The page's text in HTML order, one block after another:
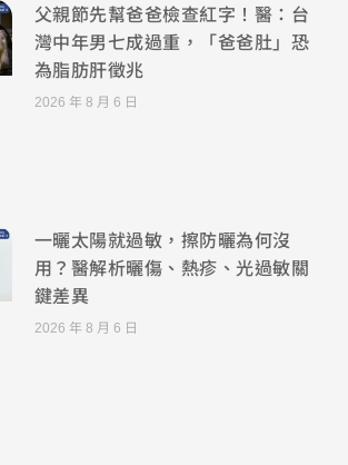
父親節先幫爸爸檢查紅字！醫：台
灣中年男七成過重，「爸爸肚」恐
為脂肪肝徵兆
2026 年 8 月 6 日
一曬太陽就過敏，擦防曬為何沒
用？醫解析曬傷、熱疹、光過敏關
鍵差異
2026 年 8 月 6 日